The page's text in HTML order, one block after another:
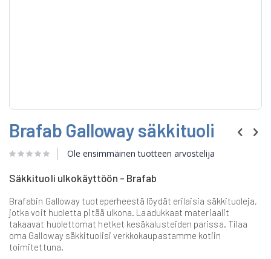
to
the
beginning
of
images
Brafab Galloway säkkituoli
Ole ensimmäinen tuotteen arvostelija
Säkkituoli ulkokäyttöön - Brafab
Brafabin Galloway tuoteperheestä löydät erilaisia säkkituoleja,
jotka voit huoletta pitää ulkona. Laadukkaat materiaalit
takaavat huolettomat hetket kesäkalusteiden parissa. Tilaa
oma Galloway säkkituolisi verkkokaupastamme kotiin
toimitettuna.